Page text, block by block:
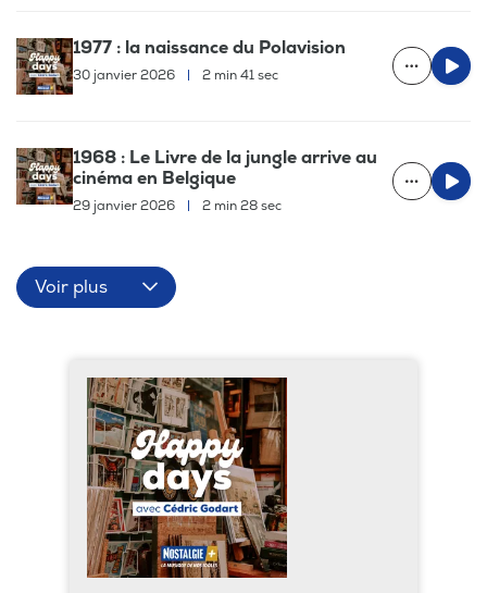
1977 : la naissance du Polavision
30 janvier 2026 | 2 min 41 sec
1968 : Le Livre de la jungle arrive au
cinéma en Belgique
29 janvier 2026 | 2 min 28 sec
Voir plus